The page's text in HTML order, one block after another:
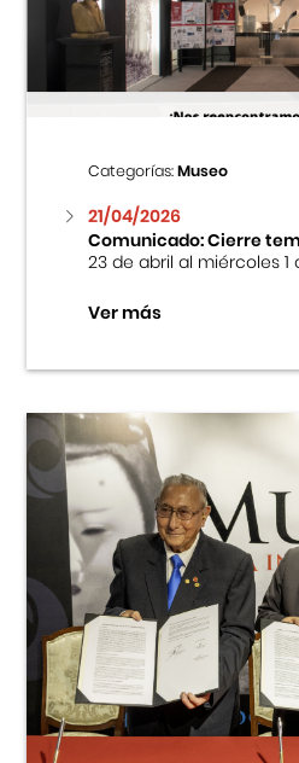
Centro Cultural
Museo de la
Fondo Editorial
Teatro Peruano Japonés
Categorías:Museo
21/04/2026
Comunicado: Cierre
23 de abril al miércoles 1
Ver más